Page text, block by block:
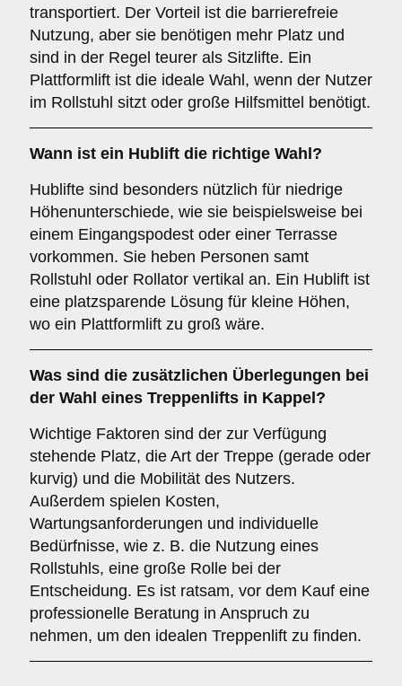
transportiert. Der Vorteil ist die barrierefreie
Nutzung, aber sie benötigen mehr Platz und
sind in der Regel teurer als Sitzlifte. Ein
Plattformlift ist die ideale Wahl, wenn der Nutzer
im Rollstuhl sitzt oder große Hilfsmittel benötigt.
Wann ist ein Hublift die richtige Wahl?
Hublifte sind besonders nützlich für niedrige
Höhenunterschiede, wie sie beispielsweise bei
einem Eingangspodest oder einer Terrasse
vorkommen. Sie heben Personen samt
Rollstuhl oder Rollator vertikal an. Ein Hublift ist
eine platzsparende Lösung für kleine Höhen,
wo ein Plattformlift zu groß wäre.
Was sind die zusätzlichen Überlegungen bei
der Wahl eines Treppenlifts in Kappel?
Wichtige Faktoren sind der zur Verfügung
stehende Platz, die Art der Treppe (gerade oder
kurvig) und die Mobilität des Nutzers.
Außerdem spielen Kosten,
Wartungsanforderungen und individuelle
Bedürfnisse, wie z. B. die Nutzung eines
Rollstuhls, eine große Rolle bei der
Entscheidung. Es ist ratsam, vor dem Kauf eine
professionelle Beratung in Anspruch zu
nehmen, um den idealen Treppenlift zu finden.